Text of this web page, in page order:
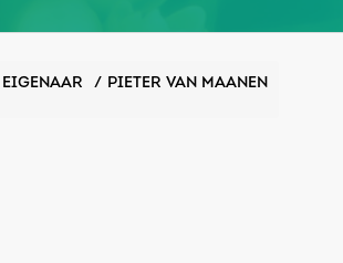
EIGENAAR / PIETER VAN MAANEN